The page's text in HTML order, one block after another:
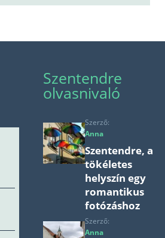
Szentendre
olvasnivaló
Szerző:
Anna
Szentendre, a
tökéletes
helyszín egy
romantikus
fotózáshoz
Szerző:
Anna